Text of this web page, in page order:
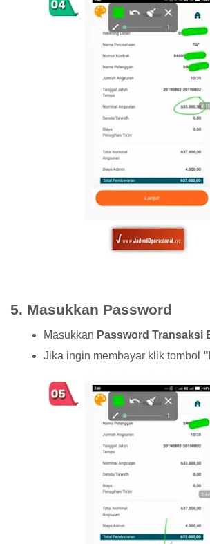
5. Masukkan Password
Masukkan Password Transaksi
Jika ingin membayar klik tombol